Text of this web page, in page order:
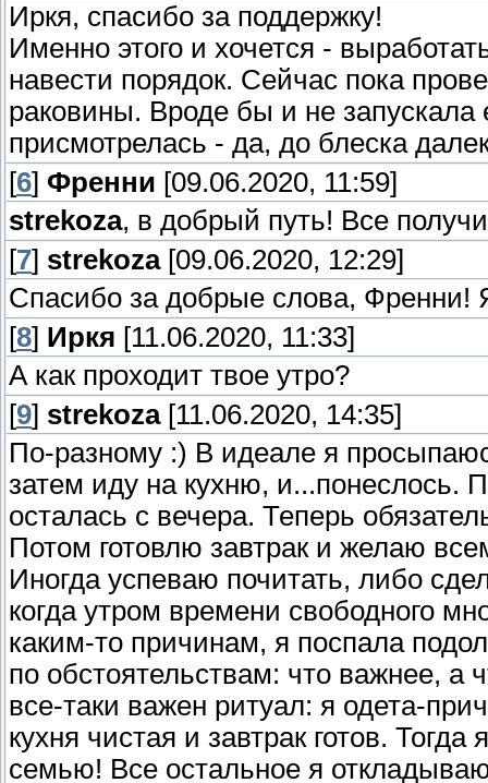
Иркя, спасибо за поддержку!
Именно этого и хочется -
навести порядок. Сейчас пока
раковины. Вроде бы и не запускала
присмотрелась - да, до блеска
[6] Френни [09.06.2020, 11:59]
strekoza, в добрый путь! Все
[7] strekoza[09.06.2020, 12:29]
Спасибо за добрые слова, Френни!
[8] Иркя [11.06.2020, 11:33]
А как проходит твое утро?
[9] strekoza[11.06.2020, 14:35]
По-разному :) В идеале я
затем иду на кухню, и...понеслось.
осталась с вечера. Теперь
Потом готовлю завтрак и желаю
Иногда успеваю почитать, либо
когда утром времени свободного
каким-то причинам, я поспала
по обстоятельствам: что важнее,
все-таки важен ритуал: я одета-
кухня чистая и завтрак готов.
семью! Все остальное я